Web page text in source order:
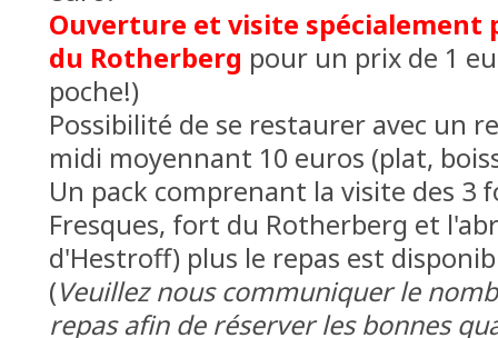
Ouverture et visite
du Rotherberg pour un prix de 1
poche!)
Possibilité de se restaurer avec un
midi moyennant 10 euros (plat,
Un pack comprenant la visite des 3
Fresques, fort du Rotherberg et
d'Hestroff) plus le repas est
(Veuillez nous communiquer le
repas afin de réserver les bonnes